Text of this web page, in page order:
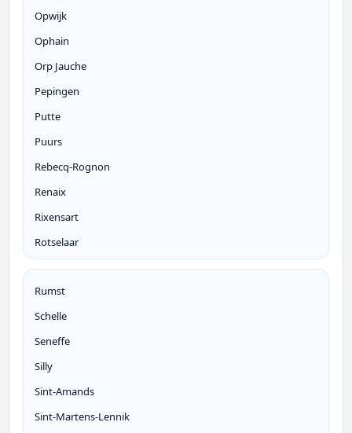
Opwijk
Ophain
Orp Jauche
Pepingen
Putte
Puurs
Rebecq-Rognon
Renaix
Rixensart
Rotselaar
Rumst
Schelle
Seneffe
Silly
Sint-Amands
Sint-Martens-Lennik